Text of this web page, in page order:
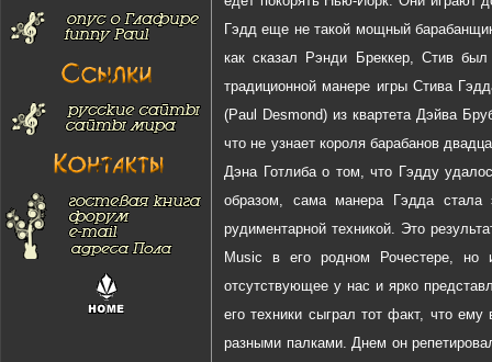
Гэдд еще не такой мощный
как сказал Рэнди Бреккер, Стив
традиционной манере игры Стива
(Paul Desmond) из квартета Дэйва
что не узнает короля барабанов
Дэна Готлиба о том, что Гэдду
образом, сама манера Гэдда
рудиментарной техникой. Это
Music в его родном Рочестере, но
отсутствующее у нас и ярко
его техники сыграл тот факт, что
разными палками. Днем он